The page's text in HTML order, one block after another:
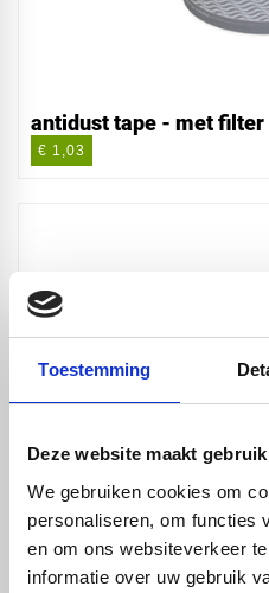
Toestemming
Deze website maakt
We gebruiken cookies om
personaliseren, om functies
en om ons websiteverkeer
informatie over uw gebruik
antidust tape - met
€ 1,03
afsluitprofiel - 980mm -